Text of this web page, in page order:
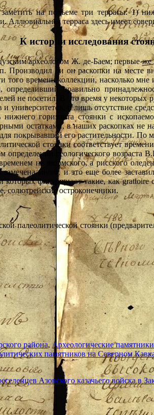
заметить на подъеме три террасы:
терраса здесь имеет
К истории исследования
археологом Ж. де-Баем; первые
ли он раскопки на месте
времени коллекции, насколько
определивший правильно
не посетил. В это время у
университетов, и лишь отсутствие
горизонта стоянки с
остатками, в наших раскопках не
покрывавшей его растительности.
стоянки соответствует
геологического возраста
не вюрмского, а рисского
мною, и это еще более
фигурируют такие, как
солютрейские остроконечники.
палеолитической стоянки
района,Археологические
памятников на Северном
Азовского казачьего войска в